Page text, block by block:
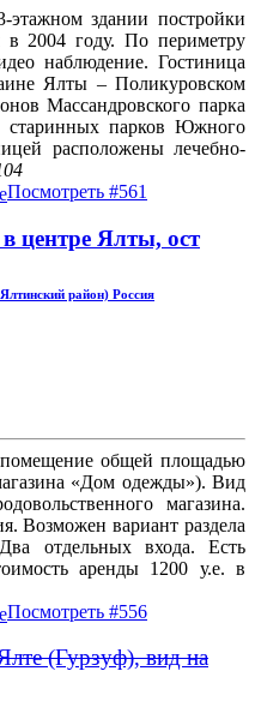
здании постройки
в 2004 году. По периметру
наблюдение. Гостиница
Ялты – Поликуровском
Массандровского парка
парков Южного
расположены лечебно-
Посмотреть #561
центре Ялты, ост
район) Россия
помещение общей площадью
«Дом одежды»). Вид
магазина.
Возможен вариант раздела
отдельных входа. Есть
аренды 1200 у.е. в
Посмотреть #556
(Гурзуф), вид на